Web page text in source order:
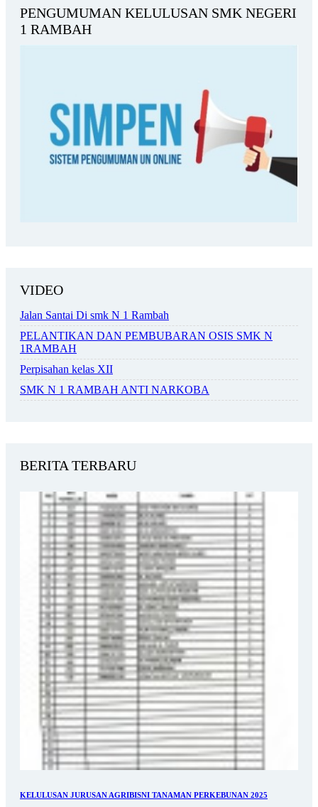
PENGUMUMAN KELULUSAN SMK NEGERI
1 RAMBAH
VIDEO
Jalan Santai Di smk N 1 Rambah
PELANTIKAN DAN PEMBUBARAN OSIS SMK N
1RAMBAH
Perpisahan kelas XII
SMK N 1 RAMBAH ANTI NARKOBA
BERITA TERBARU
KELULUSAN JURUSAN AGRIBISNI TANAMAN PERKEBUNAN 2025